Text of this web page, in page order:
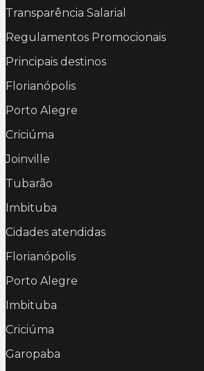
Transparência Salarial
Regulamentos Promocionais
Principais destinos
Florianópolis
Porto Alegre
Criciúma
Joinville
Tubarão
Imbituba
Cidades atendidas
Florianópolis
Porto Alegre
Imbituba
Criciúma
Garopaba